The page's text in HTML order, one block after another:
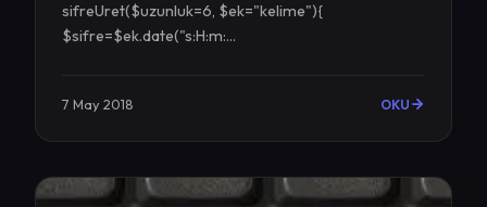
sifreUret($uzunluk=6, $ek="kelime"){
$sifre=$ek.date("s:H:m:...
7 May 2018 OKU